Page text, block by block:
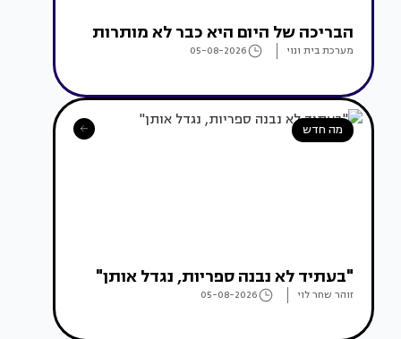
הבריכה של היום היא כבר לא מותרות
מערכת בית ונוי 05-08-2026
מה חדש
"בעתיד לא נבנה ספריות, נגדל אותן"
זוהר שחר לוי 05-08-2026